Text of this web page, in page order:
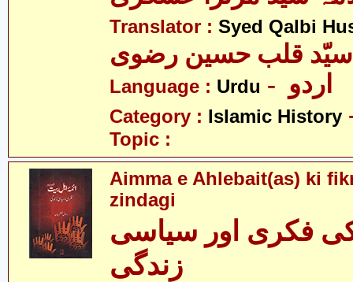
Translator : Syed Qalbi
Language : Urdu
Category : Islamic History
Topic :
Aimma e Ahlebait(as) ki
zindagi
کی فکری اور سیاسی
زندگی